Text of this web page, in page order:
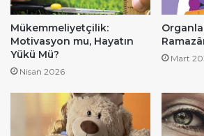
Mükemmeliyetçilik:
Motivasyon mu, Hayatın
Yükü Mü?
Nisan 2026
Mart